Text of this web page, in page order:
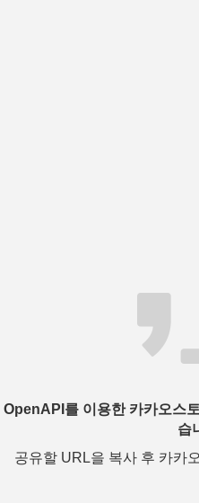
OpenAPI를 이용한 카카오스
습
공유할 URL을 복사 후 카카